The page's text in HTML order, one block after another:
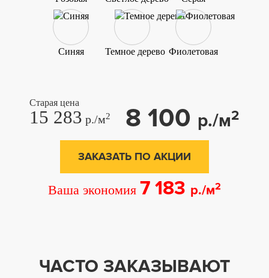
Синяя Темное дерево Фиолетовая
Старая цена
15 283 р./м2 8 100 р./м2
ЗАКАЗАТЬ ПО АКЦИИ
Ваша экономия 7 183 р./м2
ЧАСТО ЗАКАЗЫВАЮТ